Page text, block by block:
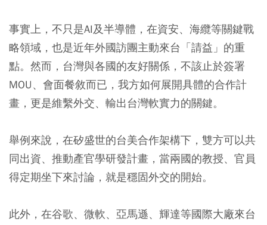
事實上，不只是AI及半導體，在資安、海纜等關鍵戰
略領域，也是近年外國訪團主動來台「請益」的重
點。然而，台灣與各國的友好關係，不該止於簽署
MOU、會面餐敘而已，我方如何展開具體的合作計
畫，更是維繫外交、輸出台灣軟實力的關鍵。
舉例來說，在矽盛世的台美合作架構下，雙方可以共
同出資、推動產官學研發計畫，當兩國的教授、官員
得定期坐下來討論，就是穩固外交的開始。
此外，在谷歌、微軟、亞馬遜、輝達等國際大廠來台